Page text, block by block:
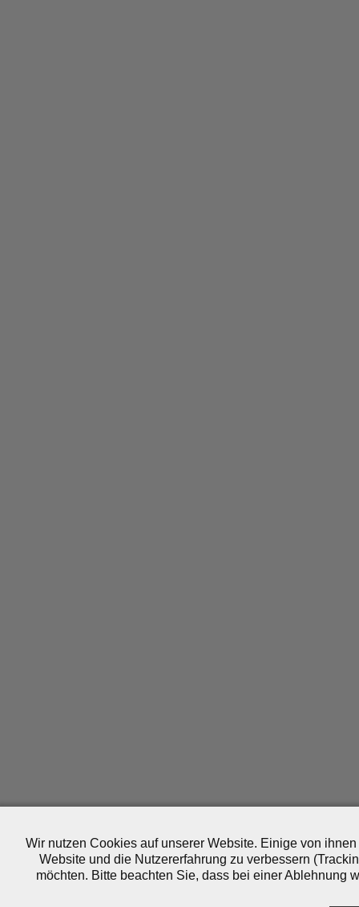
Wir nutzen Cookies auf unserer Website. Einige von
Website und die Nutzererfahrung zu verbessern
möchten. Bitte beachten Sie, dass bei einer Ablehnung